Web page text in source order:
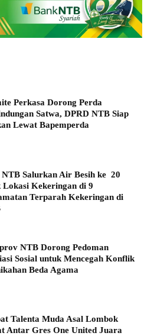
Perkasa Dorong Perda
Satwa, DPRD NTB Siap
Lewat Bapemperda
Salurkan Air Besih ke 20
Kekeringan di 9
Terparah Kekeringan di
NTB Dorong Pedoman
Sosial untuk Mencegah Konflik
Beda Agama
Talenta Muda Asal Lombok
Antar Gres One United Juara